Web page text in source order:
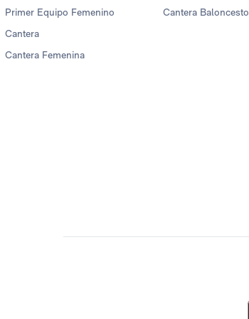
Primer Equipo Femenino
Cantera
Cantera Femenina
Cantera Baloncesto